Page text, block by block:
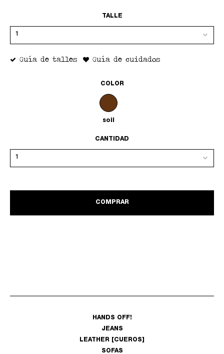
TALLE
Guía de talles Guía de cuidados
COLOR
soil
CANTIDAD
COMPRAR
HANDS OFF!
JEANS
LEATHER [CUEROS]
SOFAS